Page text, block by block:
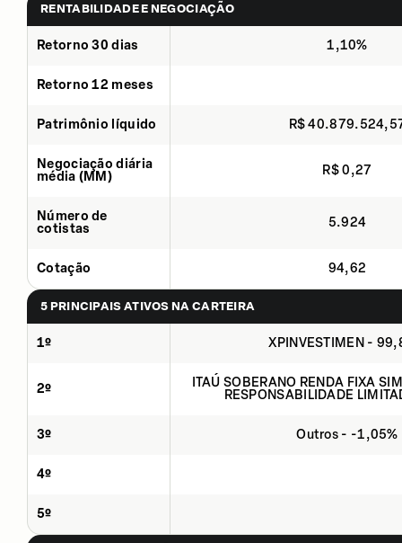
RENTABILIDADE E NEGOCIAÇÃO
Retorno 30 dias 1,10%
Retorno 12 meses
Patrimônio líquido R$
Negociação diária
média (MM)
R$ 0,27
Número de
cotistas
5.924
Cotação 94,62
5 PRINCIPAIS ATIVOS NA CARTEIRA
1º XPINVESTIMEN -
2º
ITAÚ SOBERANO RENDA FIXA
RESPONSABILIDADE
3º Outros - -1,05%
4º
5º